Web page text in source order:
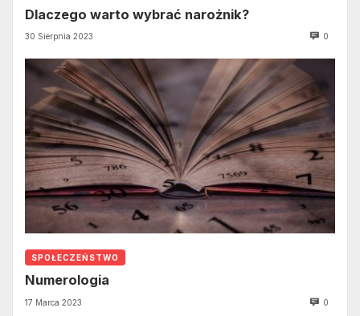
Dlaczego warto wybrać narożnik?
30 Sierpnia 2023 0
SPOŁECZEŃSTWO
Numerologia
17 Marca 2023 0